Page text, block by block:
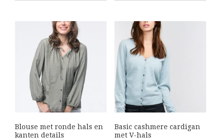
Blouse met ronde hals en
kanten details
Basic cashmere cardigan
met V-hals